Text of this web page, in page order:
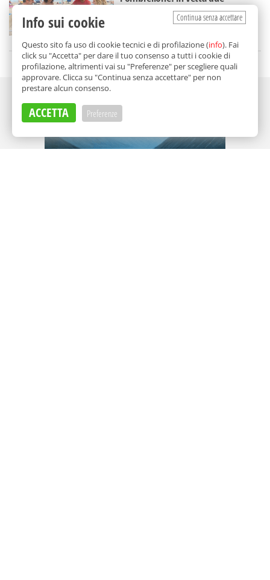
(intramontabili)
diRedazione
Continua senza accettare
Info sui cookie
Questo sito fa uso di cookie tecnici e di profilazione (info). Fai
click su "Accetta" per dare il tuo consenso a tutti i cookie di
profilazione, altrimenti vai su "Preferenze" per scegliere quali
approvare. Clicca su "Continua senza accettare" per non
prestare alcun consenso.
ACCETTA Preferenze